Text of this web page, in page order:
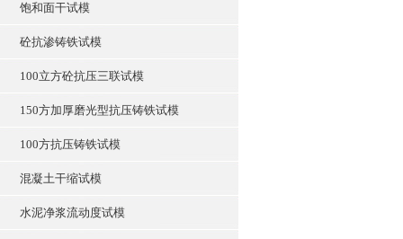
饱和面干试模
砼抗渗铸铁试模
100立方砼抗压三联试模
150方加厚磨光型抗压铸铁试模
100方抗压铸铁试模
混凝土干缩试模
水泥净浆流动度试模